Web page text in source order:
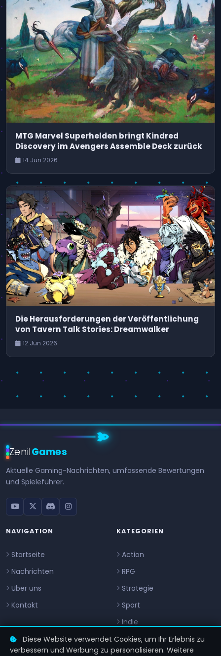
MTG Marvel Superhelden bringt Kindred
Discovery im Avengers Assemble Deck zurück
14 Jun 2026
Die Herausforderungen der Veröffentlichung
von Tavern Talk Stories: Dreamwalker
12 Jun 2026
ZenilGames
Aktuelle Gaming-Nachrichten, umfassende Bewertungen
und Spieleführer.
NAVIGATION
Startseite
Nachrichten
Über uns
Kontakt
KATEGORIEN
Action
RPG
Strategie
Sport
Indie
KONTAKT
Diese Website verwendet Cookies, um Ihr Erlebnis zu
verbessern und Werbung zu personalisieren. Weitere